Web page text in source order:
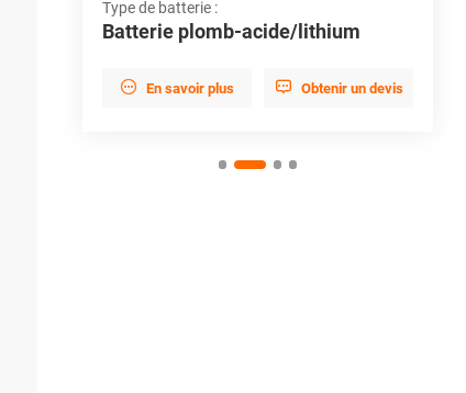
Type de batterie :
Batterie plomb-acide/lithium
 En savoir plus  Obtenir un devis